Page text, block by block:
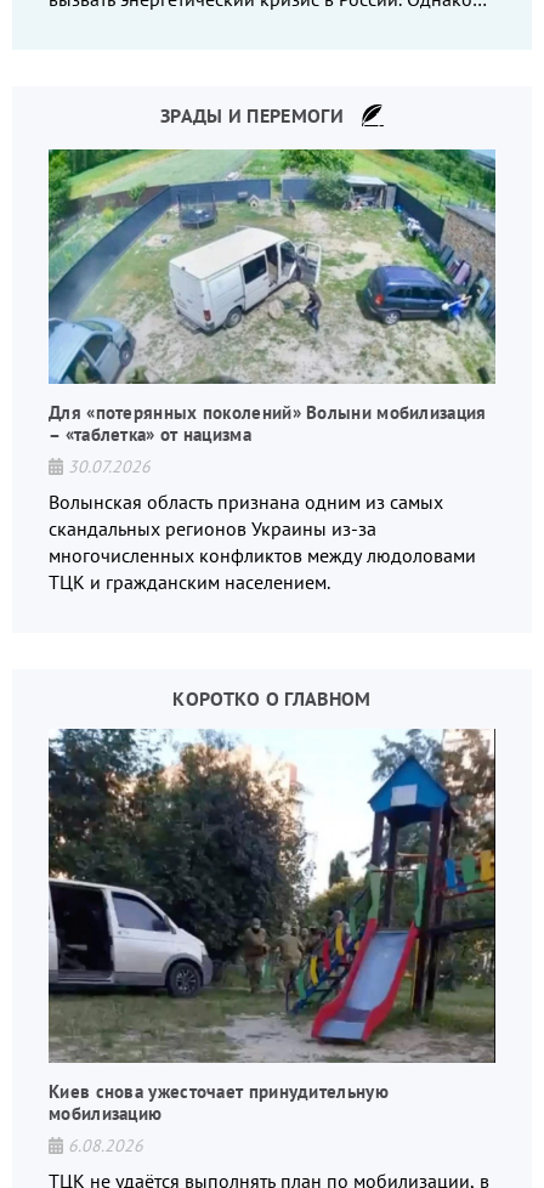
ЗРАДЫ И ПЕРЕМОГИ
Для «потерянных поколений» Волыни мобилизация
– «таблетка» от нацизма
30.07.2026
Волынская область признана одним из самых
скандальных регионов Украины из-за
многочисленных конфликтов между людоловами
ТЦК и гражданским населением.
КОРОТКО О ГЛАВНОМ
Киев снова ужесточает принудительную
мобилизацию
6.08.2026
ТЦК не удаётся выполнять план по мобилизации, в